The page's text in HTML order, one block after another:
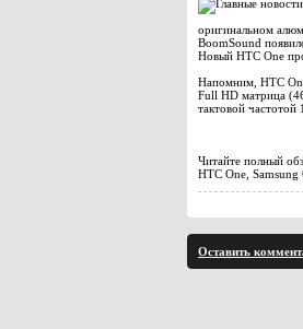
оригинальном
BoomSound
Новый HTC One
Напомним, HTC
Full HD матрица
тактовой
Читайте полный
HTC One, Samsung
Оставить